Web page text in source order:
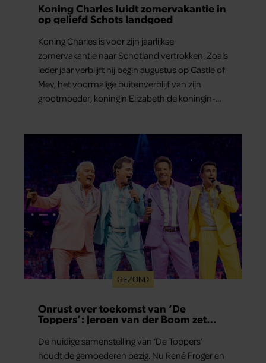
Koning Charles luidt zomervakantie in
op geliefd Schots landgoed
Koning Charles is voor zijn jaarlijkse
zomervakantie naar Schotland vertrokken. Zoals
ieder jaar verblijft hij begin augustus op Castle of
Mey, het voormalige buitenverblijf van zijn
grootmoeder, koningin Elizabeth de koningin-
GEZOND
Onrust over toekomst van ‘De
Toppers’: Jeroen van der Boom zet
De huidige samenstelling van ‘De Toppers’
houdt de gemoederen bezig. Nu René Froger en